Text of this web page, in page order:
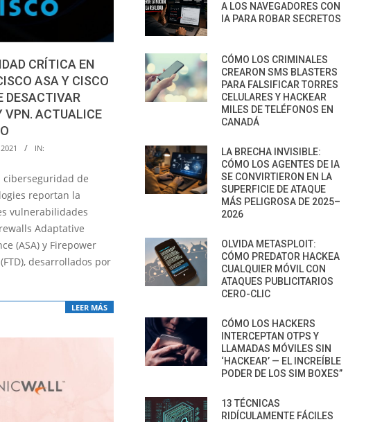
CRÍTICA EN
ASA Y CISCO
DESACTIVAR
VPN. ACTUALICE
IN:
ciberseguridad de
reportan la
vulnerabilidades
Adaptative
(ASA) y Firepower
desarrollados por
LEER MÁS
A LOS NAVEGADORES CON
IA PARA ROBAR SECRETOS
CÓMO LOS CRIMINALES
CREARON SMS BLASTERS
PARA FALSIFICAR TORRES
CELULARES Y HACKEAR
MILES DE TELÉFONOS EN
CANADÁ
LA BRECHA INVISIBLE:
CÓMO LOS AGENTES DE IA
SE CONVIRTIERON EN LA
SUPERFICIE DE ATAQUE
MÁS PELIGROSA DE 2025–
2026
OLVIDA METASPLOIT:
CÓMO PREDATOR HACKEA
CUALQUIER MÓVIL CON
ATAQUES PUBLICITARIOS
CERO-CLIC
CÓMO LOS HACKERS
INTERCEPTAN OTPS Y
LLAMADAS MÓVILES SIN
‘HACKEAR’ — EL INCREÍBLE
PODER DE LOS SIM BOXES”
13 TÉCNICAS
RIDÍCULAMENTE FÁCILES